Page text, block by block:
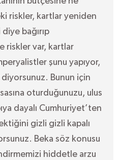
riskler, kartlar yeniden
bağırıp
riskler var, kartlar
şunu yapıyor,
Bunun için
oturduğunuzu, ulus
dayalı Cumhuriyet’ten
gizli gizli kapalı
Beka söz konusu
hiddetle arzu